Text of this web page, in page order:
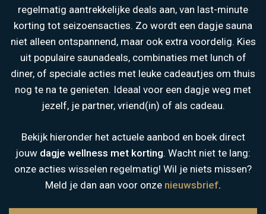
regelmatig aantrekkelijke deals aan, van last-minute
korting tot seizoensacties. Zo wordt een dagje sauna
niet alleen ontspannend, maar ook extra voordelig. Kies
uit populaire saunadeals, combinaties met lunch of
diner, of speciale acties met leuke cadeautjes om thuis
nog te na te genieten. Ideaal voor een dagje weg met
jezelf, je partner, vriend(in) of als cadeau.
Bekijk hieronder het actuele aanbod en boek direct
jouw dagje wellness met korting. Wacht niet te lang:
onze acties wisselen regelmatig! Wil je niets missen?
Meld je dan aan voor onze nieuwsbrief.